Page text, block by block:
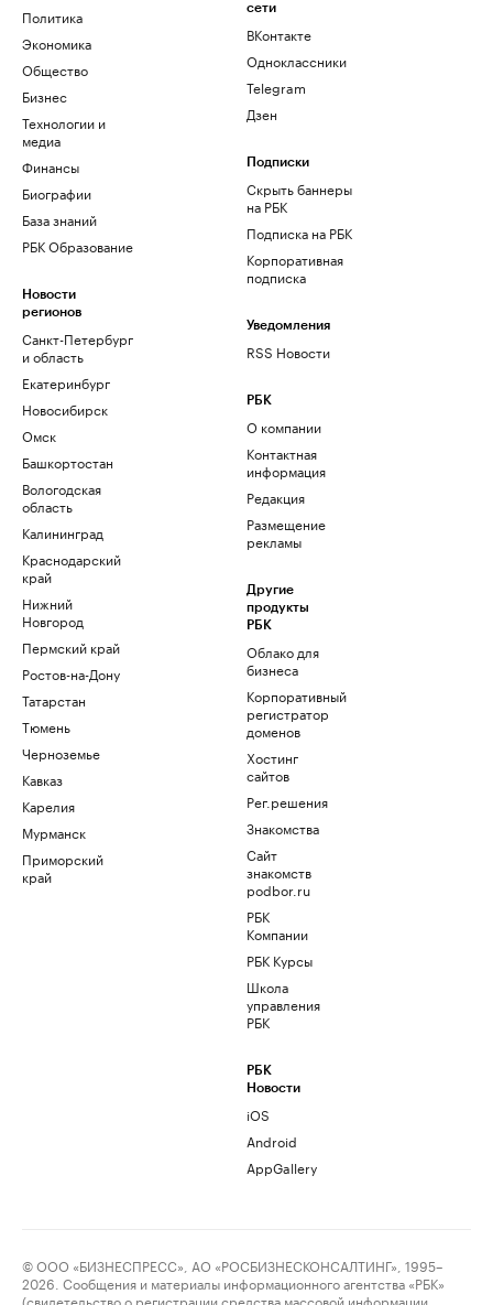
Политика
Экономика
Общество
Бизнес
Технологии и
медиа
Финансы
Биографии
База знаний
РБК Образование
Новости
регионов
Санкт-Петербург
и область
Екатеринбург
Новосибирск
Омск
Башкортостан
Вологодская
область
Калининград
Краснодарский
край
Нижний
Новгород
Пермский край
Ростов-на-Дону
Татарстан
Тюмень
Черноземье
Кавказ
Карелия
Мурманск
Приморский
край
сети
ВКонтакте
Одноклассники
Telegram
Дзен
Подписки
Скрыть баннеры
на РБК
Подписка на РБК
Корпоративная
подписка
Уведомления
RSS Новости
РБК
О компании
Контактная
информация
Редакция
Размещение
рекламы
Другие
продукты
РБК
Облако для
бизнеса
Корпоративный
регистратор
доменов
Хостинг
сайтов
Рег.решения
Знакомства
Сайт
знакомств
podbor.ru
РБК
Компании
РБК Курсы
Школа
управления
РБК
РБК
Новости
iOS
Android
AppGallery
© ООО «БИЗНЕСПРЕСС», АО «РОСБИЗНЕСКОНСАЛТИНГ», 1995–
2026. Сообщения и материалы информационного агентства «РБК»
(свидетельство о регистрации средства массовой информации